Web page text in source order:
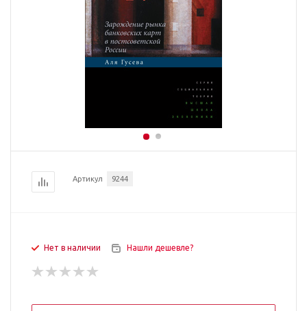
Артикул 9244
Нет в наличии Нашли дешевле?